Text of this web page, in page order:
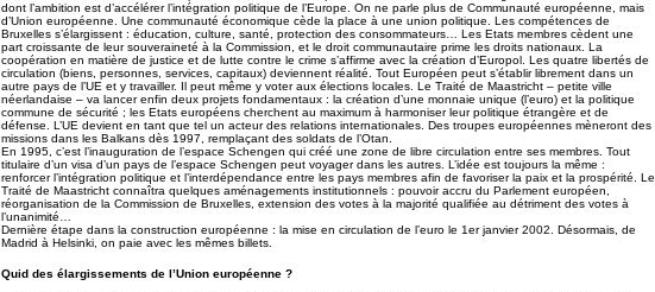
dont l’ambition est d’accélérer l’intégration politique de l’Europe. On ne parle plus de Communauté européenne, mais
d’Union européenne. Une communauté économique cède la place à une union politique. Les compétences de
Bruxelles s’élargissent : éducation, culture, santé, protection des consommateurs… Les Etats membres cèdent une
part croissante de leur souveraineté à la Commission, et le droit communautaire prime les droits nationaux. La
coopération en matière de justice et de lutte contre le crime s’affirme avec la création d’Europol. Les quatre libertés de
circulation (biens, personnes, services, capitaux) deviennent réalité. Tout Européen peut s’établir librement dans un
autre pays de l’UE et y travailler. Il peut même y voter aux élections locales. Le Traité de Maastricht – petite ville
néerlandaise – va lancer enfin deux projets fondamentaux : la création d’une monnaie unique (l’euro) et la politique
commune de sécurité ; les Etats européens cherchent au maximum à harmoniser leur politique étrangère et de
défense. L’UE devient en tant que tel un acteur des relations internationales. Des troupes européennes mèneront des
missions dans les Balkans dès 1997, remplaçant des soldats de l’Otan.
En 1995, c’est l’inauguration de l’espace Schengen qui créé une zone de libre circulation entre ses membres. Tout
titulaire d’un visa d’un pays de l’espace Schengen peut voyager dans les autres. L’idée est toujours la même :
renforcer l’intégration politique et l’interdépendance entre les pays membres afin de favoriser la paix et la prospérité. Le
Traité de Maastricht connaîtra quelques aménagements institutionnels : pouvoir accru du Parlement européen,
réorganisation de la Commission de Bruxelles, extension des votes à la majorité qualifiée au détriment des votes à
l’unanimité…
Dernière étape dans la construction européenne : la mise en circulation de l’euro le 1er janvier 2002. Désormais, de
Madrid à Helsinki, on paie avec les mêmes billets.
Quid des élargissements de l’Union européenne ?